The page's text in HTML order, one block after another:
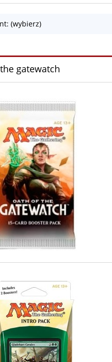
(wybierz)
gatewatch